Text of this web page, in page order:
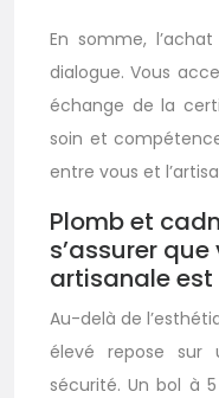
En somme,
dialogue. Vous
échange de la
soin et
entre vous et
Plomb et
s’assurer
artisanale
Au-delà de
élevé repose sur
sécurité. Un bol à